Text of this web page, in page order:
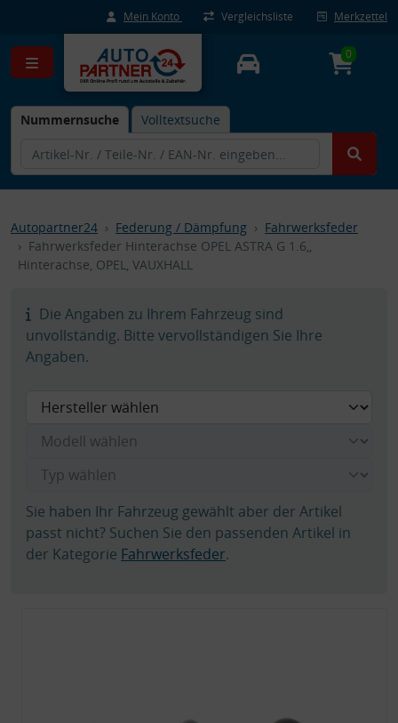
Mein Konto Vergleichsliste Merkzettel
Nummernsuche Volltextsuche
0
Autopartner24 Federung / Dämpfung
Fahrwerksfeder
Fahrwerksfeder Hinterachse OPEL ASTRA G 1.6,,
Hinterachse, OPEL, VAUXHALL
Die Angaben zu Ihrem Fahrzeug sind
unvollständig. Bitte vervollständigen Sie Ihre
Angaben.
Sie haben Ihr Fahrzeug gewählt aber der Artikel
passt nicht? Suchen Sie den passenden Artikel in
der Kategorie Fahrwerksfeder.